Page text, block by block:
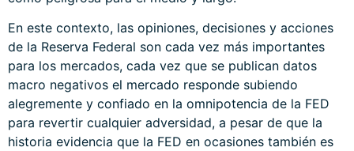
En este contexto, las opiniones, decisiones y acciones
de la Reserva Federal son cada vez más importantes
para los mercados, cada vez que se publican datos
macro negativos el mercado responde subiendo
alegremente y confiado en la omnipotencia de la FED
para revertir cualquier adversidad, a pesar de que la
historia evidencia que la FED en ocasiones también es